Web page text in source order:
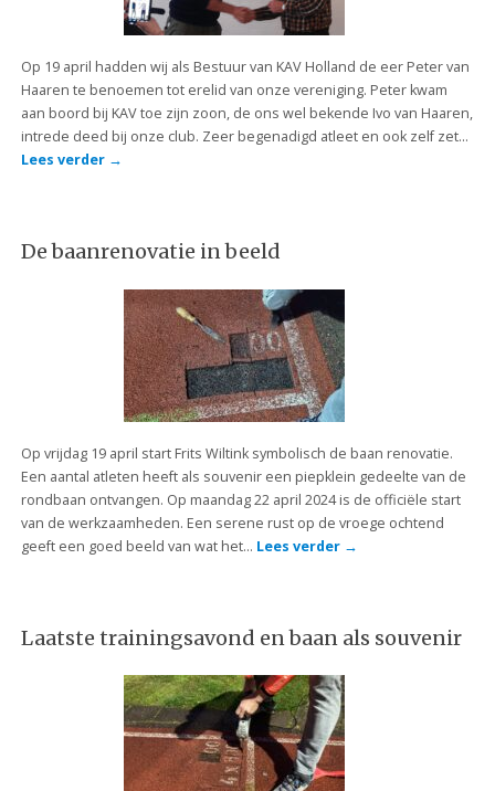
Op 19 april hadden wij als Bestuur van KAV Holland de eer Peter van
Haaren te benoemen tot erelid van onze vereniging. Peter kwam
aan boord bij KAV toe zijn zoon, de ons wel bekende Ivo van Haaren,
intrede deed bij onze club. Zeer begenadigd atleet en ook zelf zet…
Lees verder →
De baanrenovatie in beeld
Op vrijdag 19 april start Frits Wiltink symbolisch de baan renovatie.
Een aantal atleten heeft als souvenir een piepklein gedeelte van de
rondbaan ontvangen. Op maandag 22 april 2024 is de officiële start
van de werkzaamheden. Een serene rust op de vroege ochtend
geeft een goed beeld van wat het… Lees verder →
Laatste trainingsavond en baan als souvenir